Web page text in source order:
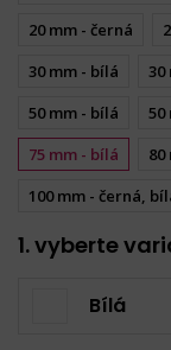
20 mm - černá
30 mm - bílá
30
50 mm - bílá
50
75 mm - bílá
100 mm - černá,
1. vyberte
Bílá